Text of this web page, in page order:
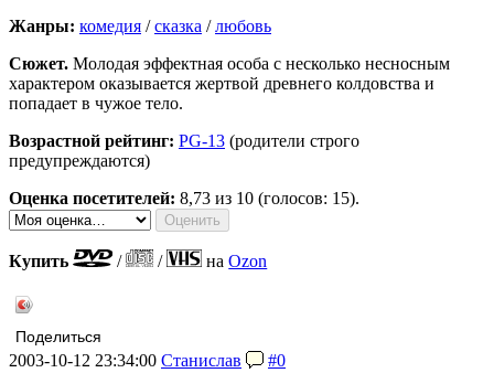
Жанры: комедия /сказка /любовь
Сюжет. Молодая эффектная особа с несколько несносным
характером оказывается жертвой древнего колдовства и
попадает в чужое тело.
Возрастной рейтинг: PG-13 (родители строго
предупреждаются)
Оценка посетителей: 8,73 из 10 (голосов: 15).
Купить / / наOzon
Поделиться
2003-10-12 23:34:00 Станислав
#0